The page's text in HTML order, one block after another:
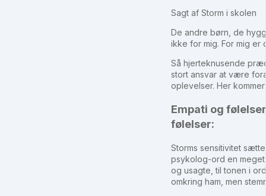
Sagt af Storm i skolen
De andre børn, de
ikke for mig. For mig er
Så hjerteknusende
stort ansvar at være
oplevelser. Her
Empati og
følelser:
Storms sensitivitet
psykolog-ord en
og usagte, til tonen i
omkring ham, men